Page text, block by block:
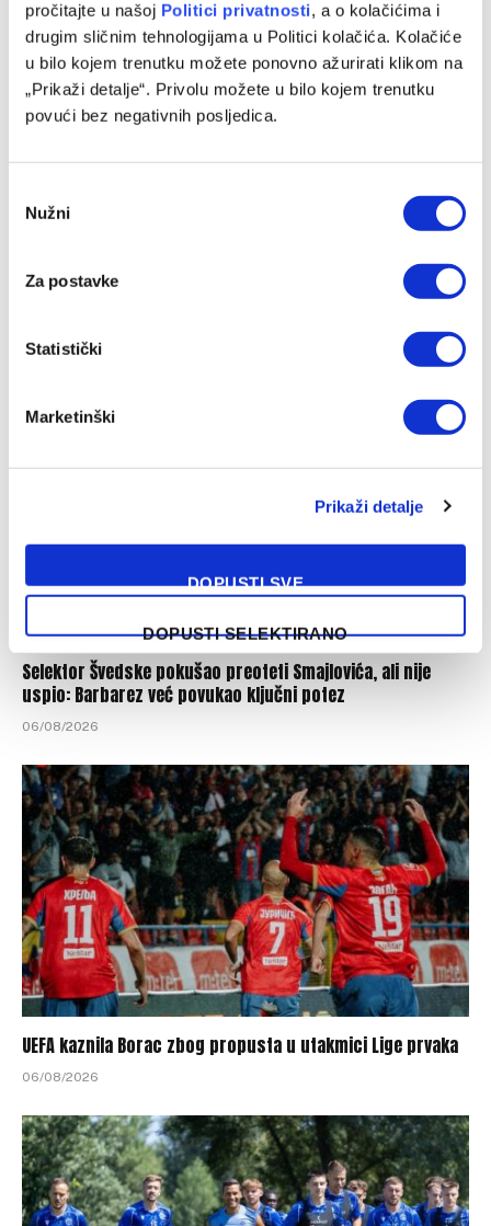
pročitajte u našoj Politici privatnosti, a o kolačićima i
drugim sličnim tehnologijama u Politici kolačića. Kolačiće
u bilo kojem trenutku možete ponovno ažurirati klikom na
„Prikaži detalje“. Privolu možete u bilo kojem trenutku
povući bez negativnih posljedica.
Selection
Nužni
Za postavke
Statistički
Marketinški
Prikaži detalje
DOPUSTI SVE
DOPUSTI SELEKTIRANO
Određene početne postave za meč Borac – Vitebsk u
06/08/2026
Selektor Švedske pokušao preoteti Smajlovića, ali nije
uspio: Barbarez već povukao ključni potez
06/08/2026
UEFA kaznila Borac zbog propusta u utakmici Lige prvaka
06/08/2026